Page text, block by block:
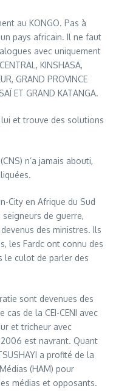
au KONGO. Pas à
pays africain. Il ne faut
avec uniquement
KINSHASA,
GRAND PROVINCE
ET GRAND KATANGA.
et trouve des solutions
n’a jamais abouti,
City en Afrique du Sud
de guerre,
des ministres. Ils
les Fardc ont connu des
le culot de parler des
sont devenues des
de la CEI-CENI avec
et tricheur avec
est navrant. Quant
a profité de la
(HAM) pour
médias et opposants.